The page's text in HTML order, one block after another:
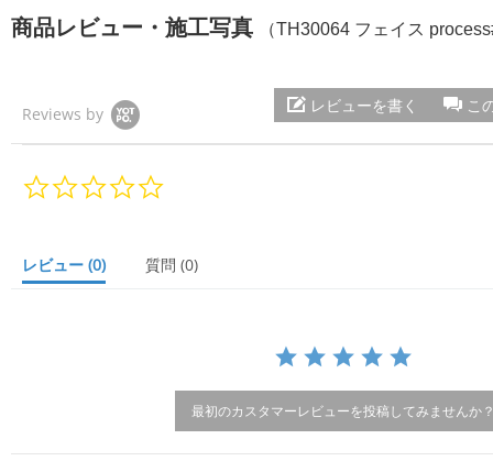
商品レビュー・施工写真 （TH30064 フェイス
Reviews by こ
レビューを書く
a
r
レビュー (0) 質問 (0)
最初のカスタマーレビューを投稿してみませんか